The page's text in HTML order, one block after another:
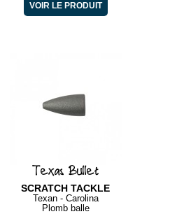
VOIR LE PRODUIT
Texas Bullet
SCRATCH TACKLE
Texan - Carolina
Plomb balle